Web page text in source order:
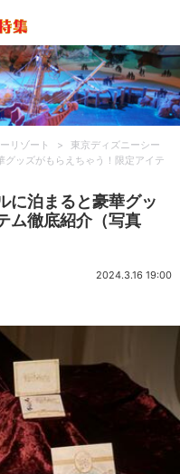
リゾート >
東京ディズニーシー
グッズがもらえちゃう！限定アイテ
に泊まると豪華グッ
ム徹底紹介（写真
2024.3.16 19:00